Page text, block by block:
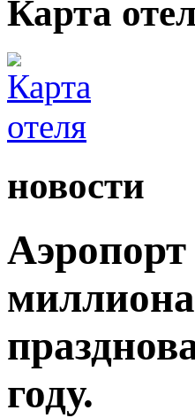
Карта
новости
Аэропорт
году.